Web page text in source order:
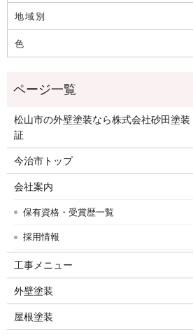
地域別
色
松山市の外壁塗装なら株式会社砂田塗
証
今治市トップ
会社案内
保有資格・受賞歴一覧
採用情報
工事メニュー
外壁塗装
屋根塗装